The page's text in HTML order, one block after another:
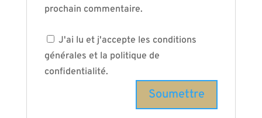
prochain commentaire.
J'ai lu et j'accepte les conditions
générales et la politique de
confidentialité.